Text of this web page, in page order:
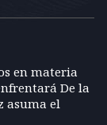
en materia
De la
asuma el